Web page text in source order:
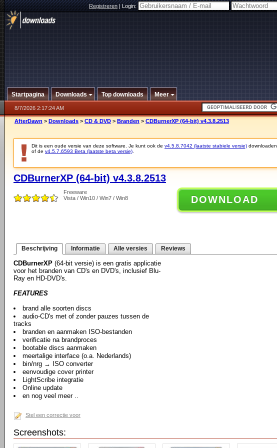
Registreren|Login:
Startpagina Downloads Top downloads Meer
8/7/2026 2:17:24 AM
AfterDawn > Downloads > CD & DVD > Branden > CDBurnerXP (64-bit) v4.3.8.2513
Dit is een oude versie van deze software. Je kunt ook de v4.5.8.7042 (laatste stabiele versie) downloaden.
of de v4.5.7.6593 Beta (laatste beta versie)
CDBurnerXP (64-bit) v4.3.8.2513
Freeware
Vista / Win10 / Win7 / Win8
DOWNLOAD
Beschrijving Informatie Alle versies Reviews
CDBurnerXP (64-bit versie) is een gratis applicatie
voor het branden van CD's en DVD's, inclusief Blu-
Ray en HD-DVD's.
FEATURES
brand alle soorten discs
audio-CD's met of zonder pauzes tussen de
tracks
branden en aanmaken ISO-bestanden
verificatie na brandproces
bootable discs aanmaken
meertalige interface (o.a. Nederlands)
bin/nrg → ISO converter
eenvoudige cover printer
LightScribe integratie
Online update
en nog veel meer ..
Stel een correctie voor
Screenshots: